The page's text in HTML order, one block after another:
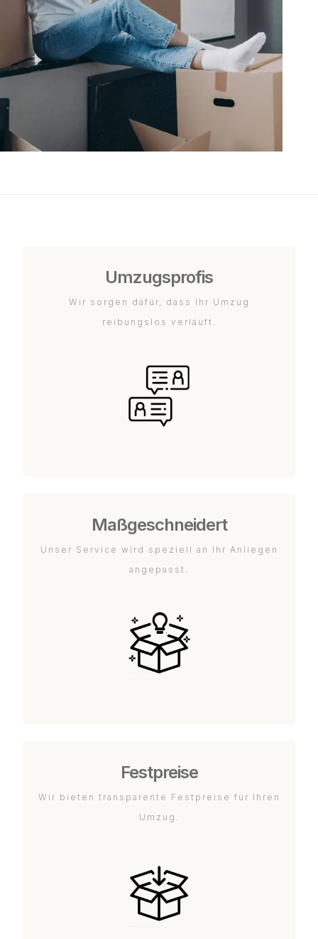
Umzugsprofis
Wir sorgen dafür, dass Ihr Umzug
reibungslos verläuft.
Maßgeschneidert
Unser Service wird speziell an Ihr Anliegen
angepasst.
Festpreise
Wir bieten transparente Festpreise für Ihren
Umzug.